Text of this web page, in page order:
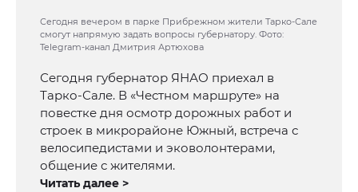
Сегодня вечером в парке Прибрежном жители Тарко-Сале
смогут напрямую задать вопросы губернатору. Фото:
Telegram-канал Дмитрия Артюхова
Сегодня губернатор ЯНАО приехал в
Тарко-Сале. В «Честном маршруте» на
повестке дня осмотр дорожных работ и
строек в микрорайоне Южный, встреча с
велосипедистами и эковолонтерами,
общение с жителями.
Читать далее >